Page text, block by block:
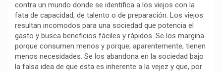
o
k
p
p
a
m
n
k
t
i
r
contra un mundo donde se identifica a los viejos con la
fata de capacidad, de talento o de preparación. Los viejos
resultan incomodos para una sociedad que potencia el
gasto y busca beneficios fáciles y rápidos. Se los margina
porque consumen menos y porque, aparentemente, tienen
menos necesidades. Se los abandona en la sociedad bajo
la falsa idea de que esta es inherente a la vejez y que, por